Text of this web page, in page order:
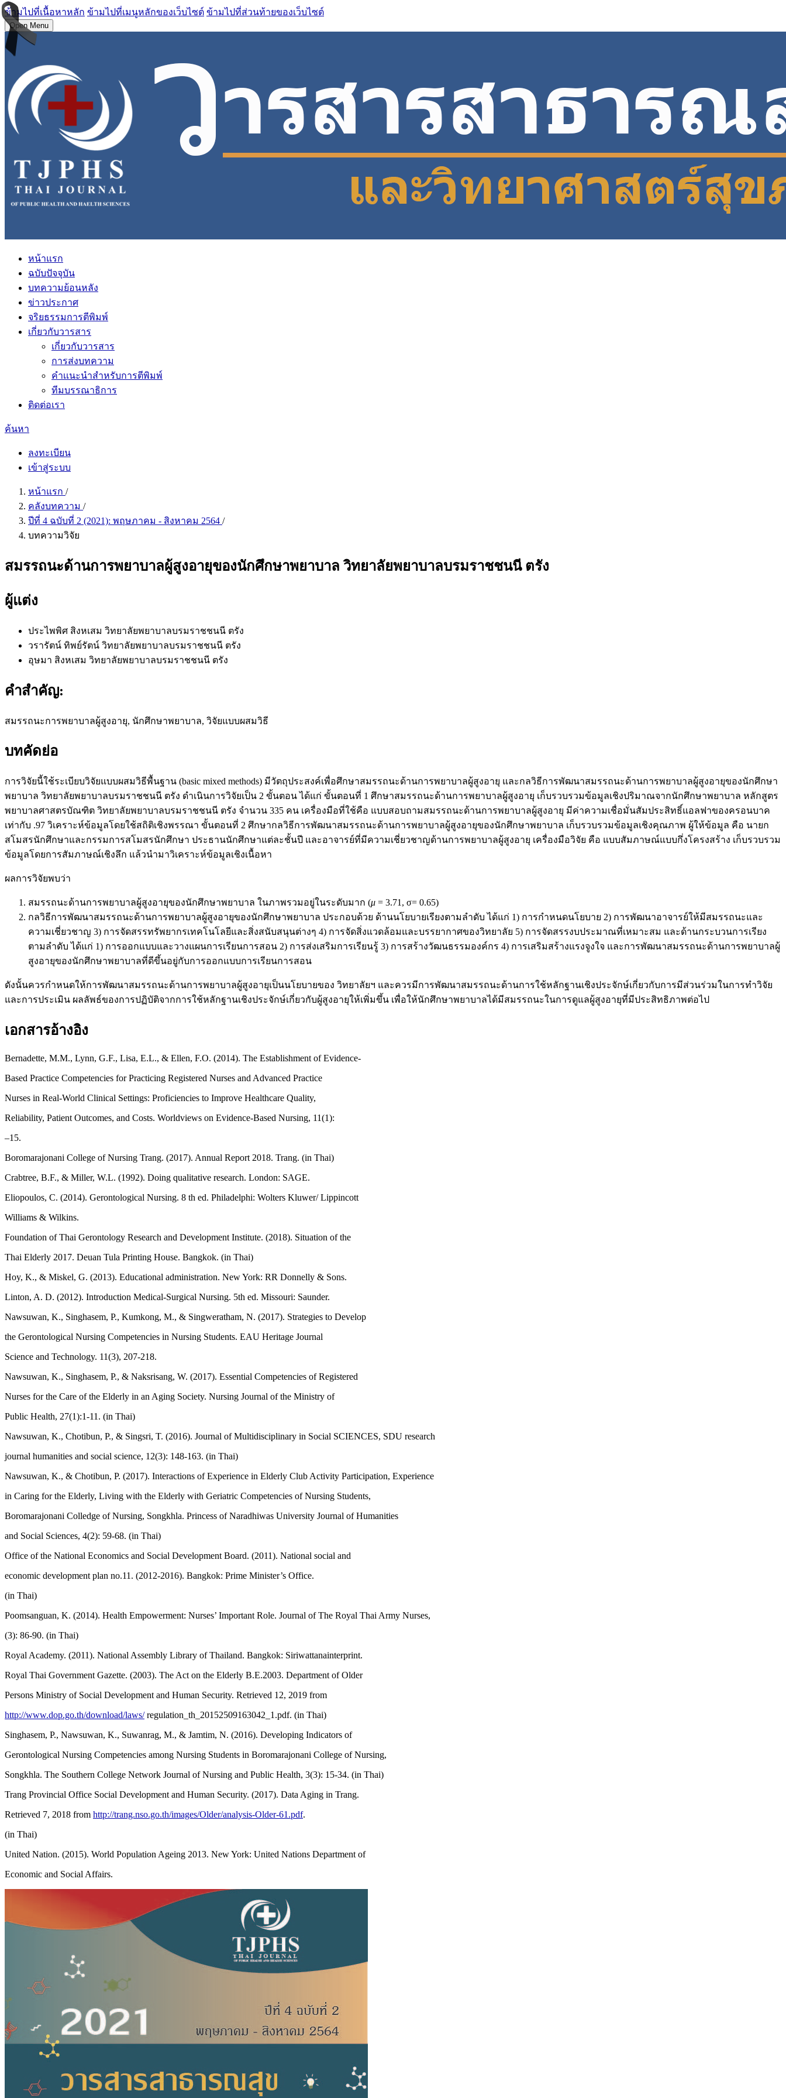
ข้ามไปที่เนื้อหาหลัก ข้ามไปที่เมนูหลักของเว็บไซต์ ข้ามไปที่ส่วนท้ายของเว็บไซต์
Open Menu
หน้าแรก
ฉบับปัจจุบัน
บทความย้อนหลัง
ข่าวประกาศ
จริยธรรมการตีพิมพ์
เกี่ยวกับวารสาร
เกี่ยวกับวารสาร
การส่งบทความ
คำเเนะนำสำหรับการตีพิมพ์
ทีมบรรณาธิการ
ติดต่อเรา
ค้นหา
ลงทะเบียน
เข้าสู่ระบบ
หน้าแรก /
คลังบทความ /
ปีที่ 4 ฉบับที่ 2 (2021): พฤษภาคม - สิงหาคม 2564 /
บทความวิจัย
สมรรถนะด้านการพยาบาลผู้สูงอายุของนักศึกษาพยาบาล วิทยาลัยพยาบาลบรมราชชนนี ตรัง
ผู้แต่ง
ประไพพิศ สิงหเสม วิทยาลัยพยาบาลบรมราชชนนี ตรัง
วรารัตน์ ทิพย์รัตน์ วิทยาลัยพยาบาลบรมราชชนนี ตรัง
อุษมา สิงหเสม วิทยาลัยพยาบาลบรมราชชนนี ตรัง
คำสำคัญ:
สมรรถนะการพยาบาลผู้สูงอายุ, นักศึกษาพยาบาล, วิจัยแบบผสมวิธี
บทคัดย่อ
การวิจัยนี้ใช้ระเบียบวิจัยแบบผสมวิธีพื้นฐาน (basic mixed methods) มีวัตถุประสงค์เพื่อศึกษาสมรรถนะด้านการพยาบาลผู้สูงอายุ และกลวิธีการพัฒนาสมรรถนะด้านการพยาบาลผู้สูงอายุของนักศึกษา
พยาบาล วิทยาลัยพยาบาลบรมราชชนนี ตรัง ดำเนินการวิจัยเป็น 2 ขั้นตอน ได้แก่ ขั้นตอนที่ 1 ศึกษาสมรรถนะด้านการพยาบาลผู้สูงอายุ เก็บรวบรวมข้อมูลเชิงปริมาณจากนักศึกษาพยาบาล หลักสูตร
พยาบาลศาสตรบัณฑิต วิทยาลัยพยาบาลบรมราชชนนี ตรัง จำนวน 335 คน เครื่องมือที่ใช้คือ แบบสอบถามสมรรถนะด้านการพยาบาลผู้สูงอายุ มีค่าความเชื่อมั่นสัมประสิทธิ์แอลฟาของครอนบาค
เท่ากับ .97 วิเคราะห์ข้อมูลโดยใช้สถิติเชิงพรรณา ขั้นตอนที่ 2 ศึกษากลวิธีการพัฒนาสมรรถนะด้านการพยาบาลผู้สูงอายุของนักศึกษาพยาบาล เก็บรวบรวมข้อมูลเชิงคุณภาพ ผู้ให้ข้อมูล คือ นายก
สโมสรนักศึกษาและกรรมการสโมสรนักศึกษา ประธานนักศึกษาแต่ละชั้นปี และอาจารย์ที่มีความเชี่ยวชาญด้านการพยาบาลผู้สูงอายุ เครื่องมือวิจัย คือ แบบสัมภาษณ์แบบกึ่งโครงสร้าง เก็บรวบรวม
ข้อมูลโดยการสัมภาษณ์เชิงลึก แล้วนำมาวิเคราะห์ข้อมูลเชิงเนื้อหา
ผลการวิจัยพบว่า
สมรรถนะด้านการพยาบาลผู้สูงอายุของนักศึกษาพยาบาล ในภาพรวมอยู่ในระดับมาก (μ = 3.71, σ= 0.65)
กลวิธีการพัฒนาสมรรถนะด้านการพยาบาลผู้สูงอายุของนักศึกษาพยาบาล ประกอบด้วย ด้านนโยบายเรียงตามลำดับ ได้แก่ 1) การกำหนดนโยบาย 2) การพัฒนาอาจารย์ให้มีสมรรถนะและ
ความเชี่ยวชาญ 3) การจัดสรรทรัพยากรเทคโนโลยีและสิ่งสนับสนุนต่างๆ 4) การจัดสิ่งแวดล้อมและบรรยากาศของวิทยาลัย 5) การจัดสรรงบประมาณที่เหมาะสม และด้านกระบวนการเรียง
ตามลำดับ ได้แก่ 1) การออกแบบและวางแผนการเรียนการสอน 2) การส่งเสริมการเรียนรู้ 3) การสร้างวัฒนธรรมองค์กร 4) การเสริมสร้างแรงจูงใจ และการพัฒนาสมรรถนะด้านการพยาบาลผู้
สูงอายุของนักศึกษาพยาบาลที่ดีขึ้นอยู่กับการออกแบบการเรียนการสอน
ดังนั้นควรกำหนดให้การพัฒนาสมรรถนะด้านการพยาบาลผู้สูงอายุเป็นนโยบายของ วิทยาลัยฯ และควรมีการพัฒนาสมรรถนะด้านการใช้หลักฐานเชิงประจักษ์เกี่ยวกับการมีส่วนร่วมในการทำวิจัย
และการประเมิน ผลลัพธ์ของการปฏิบัติจากการใช้หลักฐานเชิงประจักษ์เกี่ยวกับผู้สูงอายุให้เพิ่มขึ้น เพื่อให้นักศึกษาพยาบาลได้มีสมรรถนะในการดูแลผู้สูงอายุที่มีประสิทธิภาพต่อไป
เอกสารอ้างอิง
Bernadette, M.M., Lynn, G.F., Lisa, E.L., & Ellen, F.O. (2014). The Establishment of Evidence-
Based Practice Competencies for Practicing Registered Nurses and Advanced Practice
Nurses in Real-World Clinical Settings: Proficiencies to Improve Healthcare Quality,
Reliability, Patient Outcomes, and Costs. Worldviews on Evidence-Based Nursing, 11(1):
–15.
Boromarajonani College of Nursing Trang. (2017). Annual Report 2018. Trang. (in Thai)
Crabtree, B.F., & Miller, W.L. (1992). Doing qualitative research. London: SAGE.
Eliopoulos, C. (2014). Gerontological Nursing. 8 th ed. Philadelphi: Wolters Kluwer/ Lippincott
Williams & Wilkins.
Foundation of Thai Gerontology Research and Development Institute. (2018). Situation of the
Thai Elderly 2017. Deuan Tula Printing House. Bangkok. (in Thai)
Hoy, K., & Miskel, G. (2013). Educational administration. New York: RR Donnelly & Sons.
Linton, A. D. (2012). Introduction Medical-Surgical Nursing. 5th ed. Missouri: Saunder.
Nawsuwan, K., Singhasem, P., Kumkong, M., & Singweratham, N. (2017). Strategies to Develop
the Gerontological Nursing Competencies in Nursing Students. EAU Heritage Journal
Science and Technology. 11(3), 207-218.
Nawsuwan, K., Singhasem, P., & Naksrisang, W. (2017). Essential Competencies of Registered
Nurses for the Care of the Elderly in an Aging Society. Nursing Journal of the Ministry of
Public Health, 27(1):1-11. (in Thai)
Nawsuwan, K., Chotibun, P., & Singsri, T. (2016). Journal of Multidisciplinary in Social SCIENCES, SDU research
journal humanities and social science, 12(3): 148-163. (in Thai)
Nawsuwan, K., & Chotibun, P. (2017). Interactions of Experience in Elderly Club Activity Participation, Experience
in Caring for the Elderly, Living with the Elderly with Geriatric Competencies of Nursing Students,
Boromarajonani Colledge of Nursing, Songkhla. Princess of Naradhiwas University Journal of Humanities
and Social Sciences, 4(2): 59-68. (in Thai)
Office of the National Economics and Social Development Board. (2011). National social and
economic development plan no.11. (2012-2016). Bangkok: Prime Minister’s Office.
(in Thai)
Poomsanguan, K. (2014). Health Empowerment: Nurses’ Important Role. Journal of The Royal Thai Army Nurses,
(3): 86-90. (in Thai)
Royal Academy. (2011). National Assembly Library of Thailand. Bangkok: Siriwattanainterprint.
Royal Thai Government Gazette. (2003). The Act on the Elderly B.E.2003. Department of Older
Persons Ministry of Social Development and Human Security. Retrieved 12, 2019 from
http://www.dop.go.th/download/laws/regulation_th_20152509163042_1.pdf. (in Thai)
Singhasem, P., Nawsuwan, K., Suwanrag, M., & Jamtim, N. (2016). Developing Indicators of
Gerontological Nursing Competencies among Nursing Students in Boromarajonani College of Nursing,
Songkhla. The Southern College Network Journal of Nursing and Public Health, 3(3): 15-34. (in Thai)
Trang Provincial Office Social Development and Human Security. (2017). Data Aging in Trang.
Retrieved 7, 2018 from http://trang.nso.go.th/images/Older/analysis-Older-61.pdf.
(in Thai)
United Nation. (2015). World Population Ageing 2013. New York: United Nations Department of
Economic and Social Affairs.